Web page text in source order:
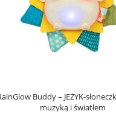
Buddy – JEŻYK-
muzyką i światłem